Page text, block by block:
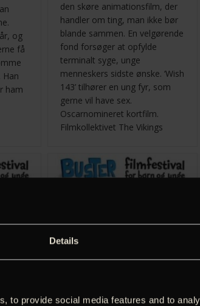
Details
to provide social media features and to
og
få
ham
den skøre animationsfilm, der
handler om ting, man ikke bør
blande sammen. En velgørende
fond forsøger at opfylde
terminalt syge, unge
menneskers sidste ønske. ‘Wish
143’ tilhører en ung fyr, som
gerne vil have sex.
Oscarnomineret kortfilm.
Filmkollektivet The Vikings